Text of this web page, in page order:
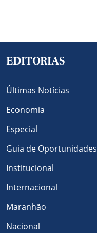
EDITORIAS
Últimas Notícias
Economia
Especial
Guia de Oportunidades
Institucional
Internacional
Maranhão
Nacional